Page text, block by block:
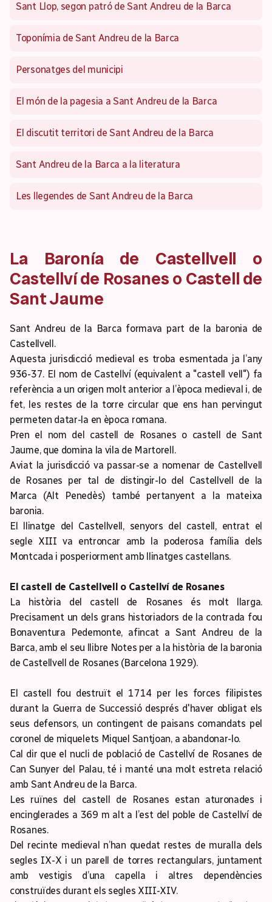
Sant Llop, segon patró de Sant Andreu de la Barca
Toponímia de Sant Andreu de la Barca
Personatges del municipi
El món de la pagesia a Sant Andreu de la Barca
El discutit territori de Sant Andreu de la Barca
Sant Andreu de la Barca a la literatura
Les llegendes de Sant Andreu de la Barca
La Baronía de Castellvell o
Castellví de Rosanes o Castell de
Sant Jaume
Sant Andreu de la Barca formava part de la baronia de
Castellvell.
Aquesta jurisdicció medieval es troba esmentada ja l’any
936-37. El nom de Castellví (equivalent a "castell vell") fa
referència a un origen molt anterior a l’època medieval i, de
fet, les restes de la torre circular que ens han pervingut
permeten datar-la en època romana.
Pren el nom del castell de Rosanes o castell de Sant
Jaume, que domina la vila de Martorell.
Aviat la jurisdicció va passar-se a nomenar de Castellvell
de Rosanes per tal de distingir-lo del Castellvell de la
Marca (Alt Penedès) també pertanyent a la mateixa
baronia.
El llinatge del Castellvell, senyors del castell, entrat el
segle XIII va entroncar amb la poderosa família dels
Montcada i posperiorment amb llinatges castellans.
El castell de Castellvell o Castellví de Rosanes
La història del castell de Rosanes és molt llarga.
Precisament un dels grans historiadors de la contrada fou
Bonaventura Pedemonte, afincat a Sant Andreu de la
Barca, amb el seu llibre Notes per a la història de la baronia
de Castellvell de Rosanes (Barcelona 1929).
El castell fou destruït el 1714 per les forces filipistes
durant la Guerra de Successió després d'haver obligat els
seus defensors, un contingent de paisans comandats pel
coronel de miquelets Miquel Santjoan, a abandonar-lo.
Cal dir que el nucli de població de Castellví de Rosanes de
Can Sunyer del Palau, té i manté una molt estreta relació
amb Sant Andreu de la Barca.
Les ruïnes del castell de Rosanes estan aturonades i
encinglerades a 369 m alt a l’est del poble de Castellví de
Rosanes.
Del recinte medieval n’han quedat restes de muralla dels
segles IX-X i un parell de torres rectangulars, juntament
amb vestigis d’una capella i altres dependències
construïdes durant els segles XIII-XIV.